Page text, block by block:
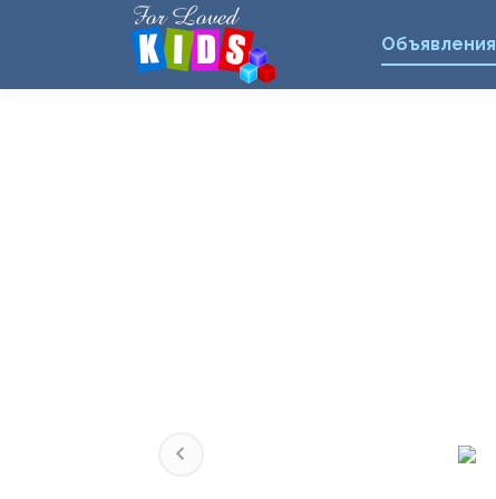
Объявления
Previous